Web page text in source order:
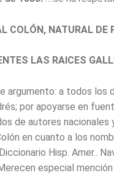
COLÓN, NATURAL DE
LAS RAICES
argumento: a todos los
por apoyarse en
de autores nacionales
en cuanto a los
Hisp. Amer..
especial mención